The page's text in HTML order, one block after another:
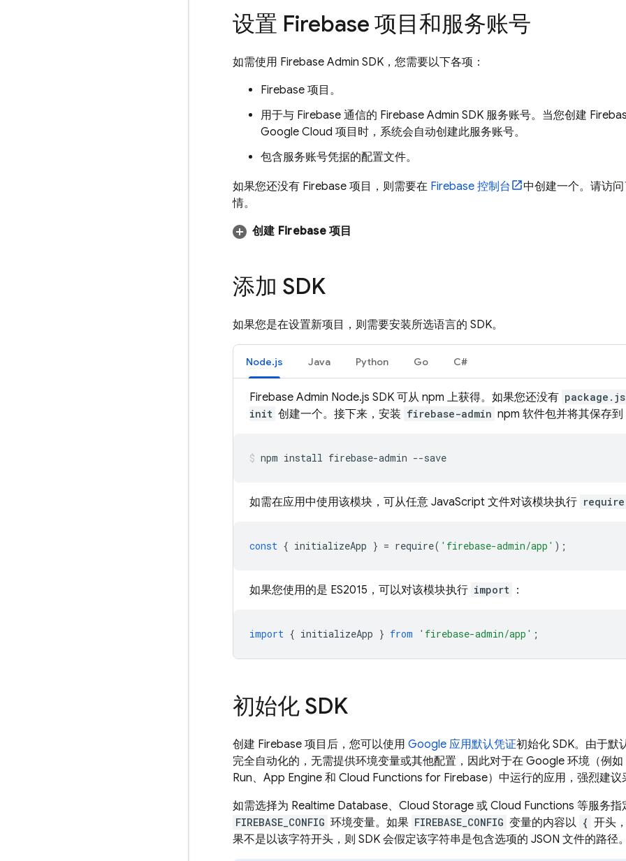
设置 Firebase 项目和服务账号
如需使用 Firebase Admin SDK ，您需要以下各项：
Firebase 项目。
用于与 Firebase 通信的 Firebase Admin SDK 服务账号。当您创建
Google Cloud 项目时，系统会自动创建此服务账号。
包含服务账号凭据的配置文件。
如果您还没有 Firebase 项目，则需要在 Firebase 控制台 中创建一个。请访问
情。
创建 Firebase 项目
添加 SDK
如果您是在设置新项目，则需要安装所选语言的 SDK。
Node.js Java Python Go C#
Firebase Admin Node.js SDK 可从 npm 上获得。如果您还没有
init 创建一个。接下来，安装 firebase-admin npm 软件包并将其保存到
npm install firebase-admin --save
如需在应用中使用该模块，可从任意 JavaScript 文件对该模块执行 require
const { initializeApp } = require( 'firebase-admin/app' );
如果您使用的是 ES2015，可以对该模块执行 import ：
import { initializeApp } from 'firebase-admin/app' ;
初始化 SDK
创建 Firebase 项目后，您可以使用 Google 应用默认凭证初始化 SDK。由于默
完全自动化的，无需提供环境变量或其他配置，因此对于在 Google 环境（例如
Run、App Engine 和 Cloud Functions for Firebase）中运行的应用，强烈建
如需选择为 Realtime Database、 Cloud Storage 或 Cloud Functions 等服务指
FIREBASE_CONFIG 环境变量。如果 FIREBASE_CONFIG 变量的内容以 { 开头
果不是以该字符开头，则 SDK 会假定该字符串是包含选项的 JSON 文件的路径